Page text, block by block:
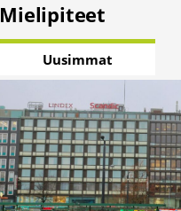
Mielipiteet
Uusimmat